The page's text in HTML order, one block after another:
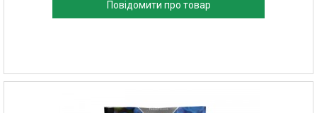
Повідомити про товар